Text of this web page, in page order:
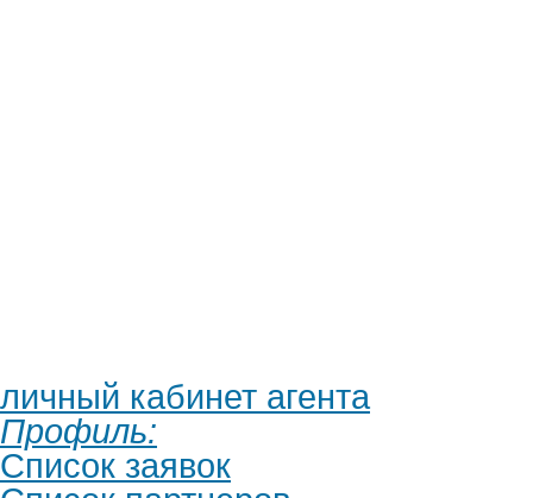
личный кабинет агента
Профиль:
Список заявок